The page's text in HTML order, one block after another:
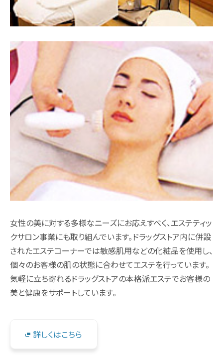
女性の美に対する多様なニーズにお応えすべく、エステティッ
クサロン事業にも取り組んでいます。ドラッグストア内に併設
されたエステコーナーでは敏感肌用などの化粧品を使用し、
個々のお客様の肌の状態に合わせてエステを行っています。
気軽に立ち寄れるドラッグストアの本格派エステでお客様の
美と健康をサポートしています。
詳しくはこちら